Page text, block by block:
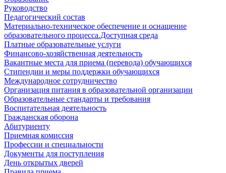
Руководство
Педагогический состав
Материально-техническое обеспечение и оснащение
образовательного процесса.Доступная среда
Платные образовательные услуги
Финансово-хозяйственная деятельность
Вакантные места для приема (перевода) обучающихся
Стипендии и меры поддержки обучающихся
Международное сотрудничество
Организация питания в образовательной организации
Образовательные стандарты и требования
Воспитательная деятельность
Гражданская оборона
Абитуриенту
Приемная комиссия
Профессии и специальности
Документы для поступления
День открытых дверей